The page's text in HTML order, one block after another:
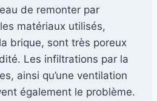
de remonter par
matériaux utilisés,
brique, sont très poreux
Les infiltrations par la
ainsi qu’une ventilation
également le problème.